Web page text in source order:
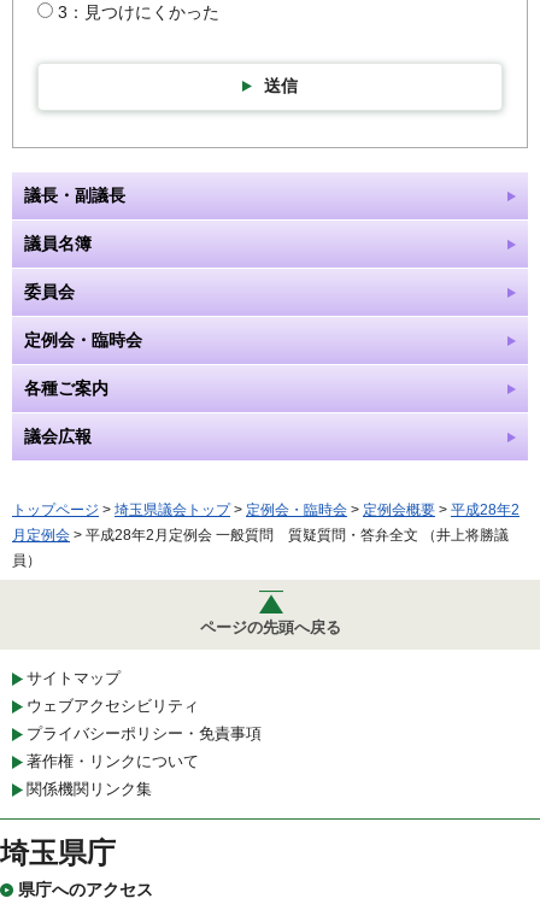
3：見つけにくかった
送信
議長・副議長
議員名簿
委員会
定例会・臨時会
各種ご案内
議会広報
トップページ > 埼玉県議会トップ> 定例会・臨時会 > 定例会概要 > 平成28年2
月定例会 > 平成28年2月定例会 一般質問 質疑質問・答弁全文 （井上将勝議
員）
ページの先頭へ戻る
サイトマップ
ウェブアクセシビリティ
プライバシーポリシー・免責事項
著作権・リンクについて
関係機関リンク集
埼玉県庁
県庁へのアクセス